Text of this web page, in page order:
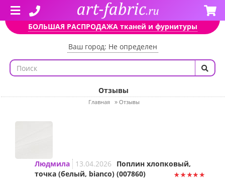
БОЛЬШАЯ РАСПРОДАЖА тканей и фурнитуры
Ваш город: Не определен
Отзывы
Главная » Отзывы
Людмила 13.04.2026
Поплин хлопковый,
точка (белый, bianco) (007860)